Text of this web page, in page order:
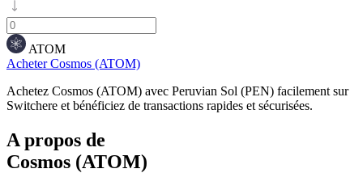
ATOM
Acheter Cosmos (ATOM)
Achetez Cosmos (ATOM) avec Peruvian Sol (PEN) facilement sur
Switchere et bénéficiez de transactions rapides et sécurisées.
A propos de
Cosmos (ATOM)